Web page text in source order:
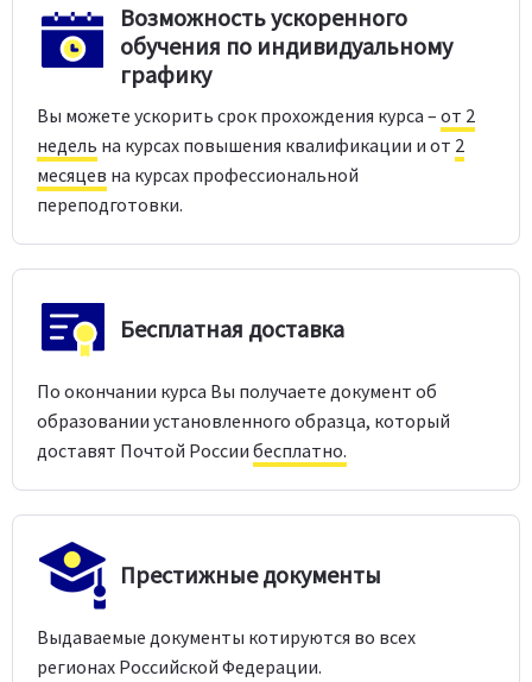
Возможность ускоренного
обучения по индивидуальному
графику
Вы можете ускорить срок прохождения курса – от 2
недель на курсах повышения квалификации и от 2
месяцев на курсах профессиональной
переподготовки.
Бесплатная доставка
По окончании курса Вы получаете документ об
образовании установленного образца, который
доставят Почтой России бесплатно.
Престижные документы
Выдаваемые документы котируются во всех
регионах Российской Федерации.